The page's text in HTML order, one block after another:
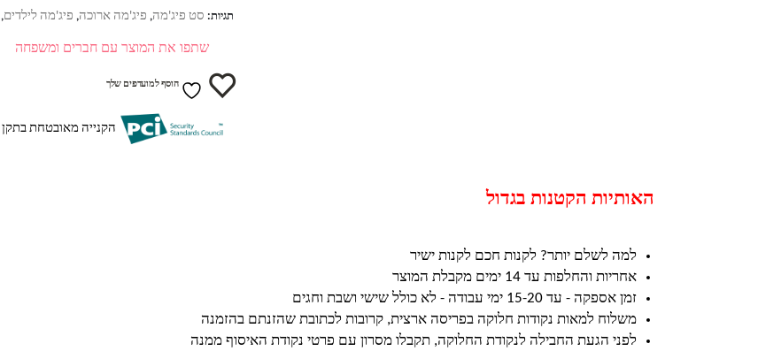
תגיות: סט פיג'מה, פיג'מה ארוכה, פיג'מה לילדים,
שתפו את המוצר עם חברים ומשפחה
הוסף למועדפים שלך
הקנייה מאובטחת בתקן
האותיות הקטנות בגדול
למה לשלם יותר? לקנות חכם לקנות ישיר
אחריות והחלפות עד 14 ימים מקבלת המוצר
זמן אספקה - עד 15-20 ימי עבודה - לא כולל שישי ושבת וחגים
משלוח למאות נקודות חלוקה בפריסה ארצית, קרובות לכתובת שהזנתם בהזמנה
לפני הגעת החבילה לנקודת החלוקה, תקבלו מסרון עם פרטי נקודת האיסוף ממנה